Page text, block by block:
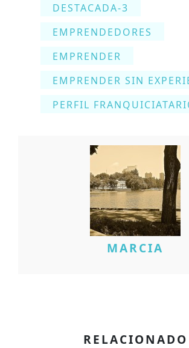
DESTACADA-3
EMPRENDEDORES
EMPRENDER
EMPRENDER SIN
PERFIL
MARCIA
RELACIONADO